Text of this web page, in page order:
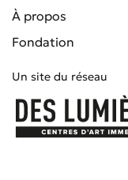
À propos
Fondation
Un site du réseau